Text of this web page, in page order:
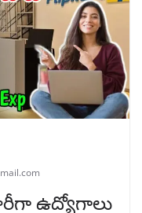
ఉద్యోగాలు